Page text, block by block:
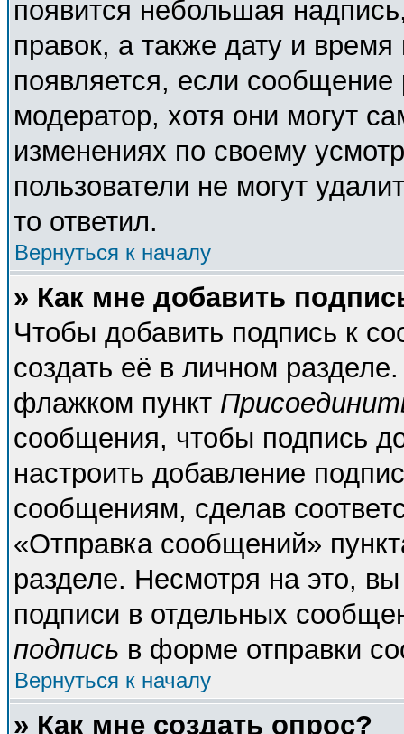
появится небольшая
правок, а также дату и
появляется, если
модератор, хотя они могут
изменениях по своему
пользователи не могут
то ответил.
Вернуться к началу
» Как мне добавить
Чтобы добавить подпись к
создать её в личном
флажком пункт
сообщения, чтобы подпись
настроить добавление
сообщениям, сделав
«Отправка сообщений»
разделе. Несмотря на это,
подписи в отдельных
подпись в форме отправки
Вернуться к началу
» Как мне создать опрос?